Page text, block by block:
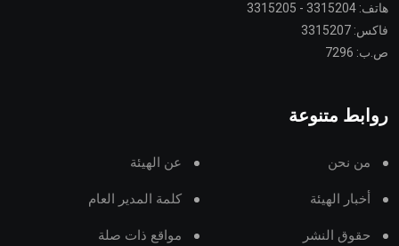
هاتف: 3315204 - 3315205
فاكس: 3315207
ص.ب: 7296
روابط متنوعة
من نحن عن الهيئة
أخبار الهيئة كلمة المدير العام
حقوق النشر مواقع ذات صلة